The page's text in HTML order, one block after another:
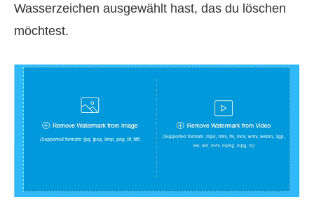
Wasserzeichen ausgewählt hast, das du löschen
möchtest.